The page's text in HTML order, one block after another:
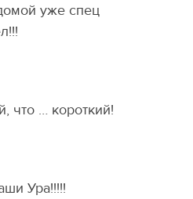
уже спец
что … короткий!
Ура!!!!!